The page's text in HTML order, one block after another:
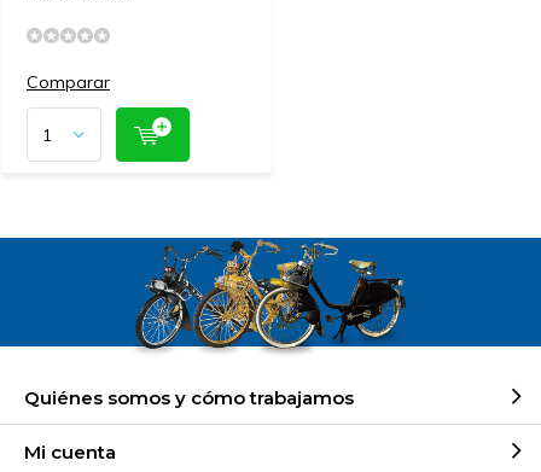
Comparar
Quiénes somos y cómo trabajamos
Mi cuenta